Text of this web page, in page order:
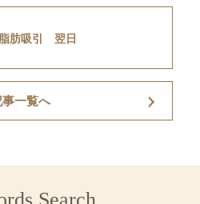
肪吸引 翌日
一覧へ